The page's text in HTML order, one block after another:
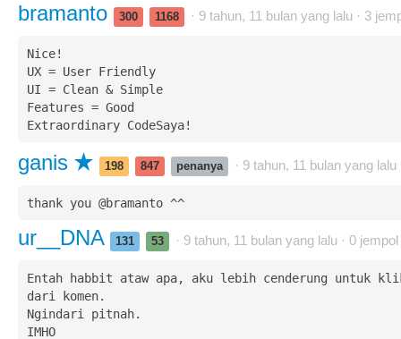
bramanto 300 1168 · 9 tahun, 11 bulan yang lalu · 3
Nice!
UX = User Friendly
UI = Clean & Simple
Features = Good
Extraordinary CodeSaya!
ganis 198 847 penanya · 9 tahun, 11 bulan yang lalu
thank you @bramanto ^^
ur__DNA 131 53 · 9 tahun, 11 bulan yang lalu · 0 jempol
Entah habbit ataw apa, aku lebih cenderung untuk
dari komen.
Ngindari pitnah.
IMHO